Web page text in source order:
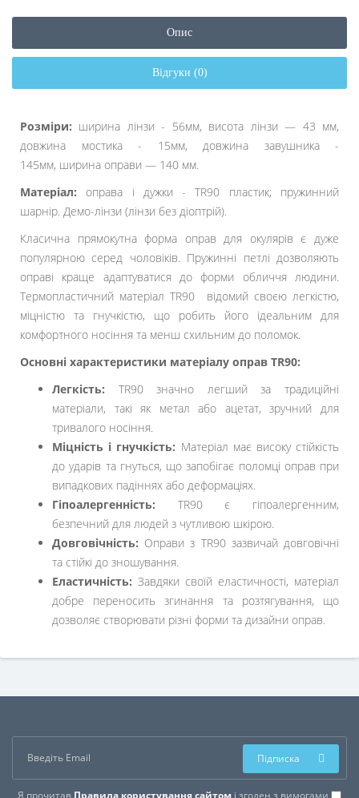
Опис
Відгуки (0)
Розміри: ширина лінзи - 56мм, висота лінзи — 43 мм,
довжина мостика - 15мм, довжина завушника -
145мм, ширина оправи — 140 мм.
Матеріал: оправа і дужки - TR90 пластик; пружинний
шарнір. Демо-лінзи (лінзи без діоптрій).
Класична прямокутна форма оправ для окулярів є дуже
популярною серед чоловіків. Пружинні петлі дозволяють
оправі краще адаптуватися до форми обличчя людини.
Термопластичний матеріал TR90 відомий своєю легкістю,
міцністю та гнучкістю, що робить його ідеальним для
комфортного носіння та менш схильним до поломок.
Основні характеристики матеріалу оправ TR90:
Легкість: TR90 значно легший за традиційні
матеріали, такі як метал або ацетат, зручний для
тривалого носіння.
Міцність і гнучкість: Матеріал має високу стійкість
до ударів та гнуться, що запобігає поломці оправ при
випадкових падіннях або деформаціях.
Гіпоалергенність: TR90 є гіпоалергенним,
безпечний для людей з чутливою шкірою.
Довговічність: Оправи з TR90 зазвичай довговічні
та стійкі до зношування.
Еластичність: Завдяки своїй еластичності, матеріал
добре переносить згинання та розтягування, що
дозволяє створювати різні форми та дизайни оправ.
Підписка